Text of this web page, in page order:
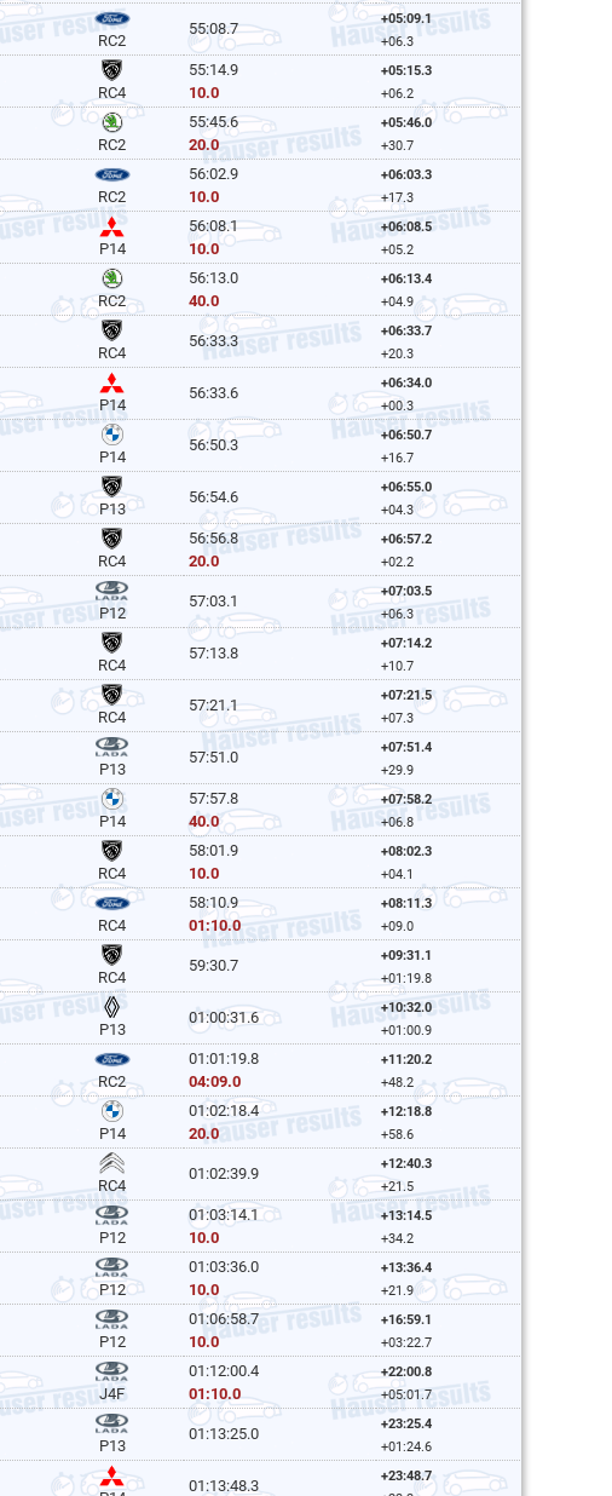
RC2
55:08.7
+05:09.1
+06.3
RC4
55:14.9
10.0
+05:15.3
+06.2
RC2
55:45.6
20.0
+05:46.0
+30.7
RC2
56:02.9
10.0
+06:03.3
+17.3
P14
56:08.1
10.0
+06:08.5
+05.2
RC2
56:13.0
40.0
+06:13.4
+04.9
RC4
56:33.3
+06:33.7
+20.3
P14
56:33.6
+06:34.0
+00.3
P14
56:50.3
+06:50.7
+16.7
P13
56:54.6
+06:55.0
+04.3
RC4
56:56.8
20.0
+06:57.2
+02.2
P12
57:03.1
+07:03.5
+06.3
RC4
57:13.8
+07:14.2
+10.7
RC4
57:21.1
+07:21.5
+07.3
P13
57:51.0
+07:51.4
+29.9
P14
57:57.8
40.0
+07:58.2
+06.8
RC4
58:01.9
10.0
+08:02.3
+04.1
RC4
58:10.9
01:10.0
+08:11.3
+09.0
RC4
59:30.7
+09:31.1
+01:19.8
P13
01:00:31.6
+10:32.0
+01:00.9
RC2
01:01:19.8
04:09.0
+11:20.2
+48.2
P14
01:02:18.4
20.0
+12:18.8
+58.6
RC4
01:02:39.9
+12:40.3
+21.5
P12
01:03:14.1
10.0
+13:14.5
+34.2
P12
01:03:36.0
10.0
+13:36.4
+21.9
P12
01:06:58.7
10.0
+16:59.1
+03:22.7
J4F
01:12:00.4
01:10.0
+22:00.8
+05:01.7
P13
01:13:25.0
+23:25.4
+01:24.6
01:13:48.3
+23:48.7